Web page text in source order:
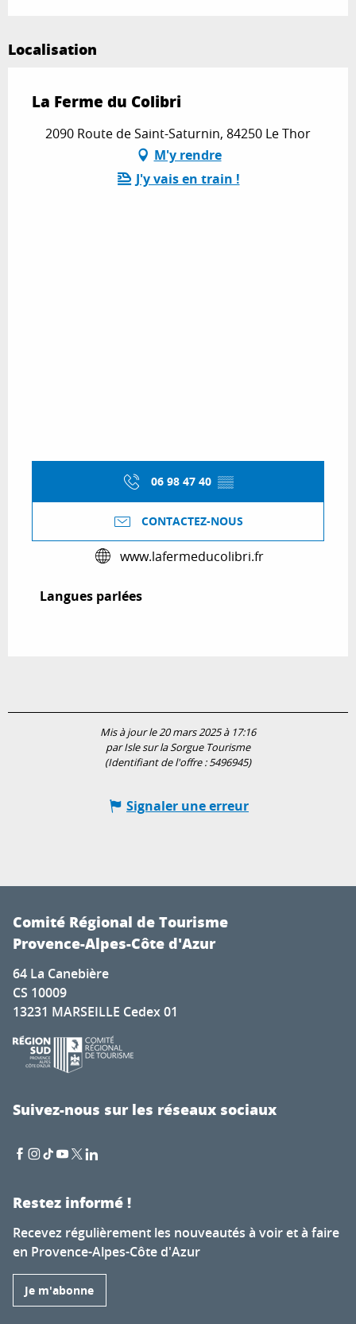
Localisation
La Ferme du Colibri
2090 Route de Saint-Saturnin, 84250 Le Thor
M'y rendre
J'y vais en train !
06 98 47 40 ▒▒
CONTACTEZ-NOUS
www.lafermeducolibri.fr
Langues parlées
Langues parlées
Mis à jour le 20 mars 2025 à 17:16
par Isle sur la Sorgue Tourisme
(Identifiant de l'offre :5496945)
Signaler une erreur
Comité Régional de Tourisme
Provence-Alpes-Côte d'Azur
64 La Canebière
CS 10009
13231 MARSEILLE Cedex 01
Suivez-nous sur les réseaux sociaux
Restez informé !
Recevez régulièrement les nouveautés à voir et à faire
en Provence-Alpes-Côte d'Azur
Je m'abonne